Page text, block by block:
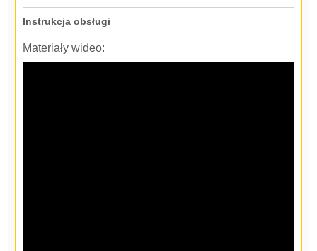
Instrukcja obsługi
Materiały wideo: